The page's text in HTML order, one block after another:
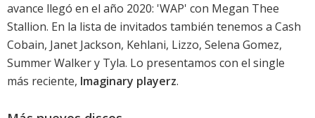
avance llegó en el año 2020: 'WAP' con Megan Thee
Stallion. En la lista de invitados también tenemos a Cash
Cobain, Janet Jackson, Kehlani, Lizzo, Selena Gomez,
Summer Walker y Tyla. Lo presentamos con el single
más reciente, Imaginary playerz.